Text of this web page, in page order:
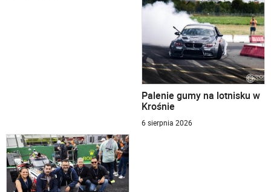
Palenie gumy na lotnisku w
Krośnie
6 sierpnia 2026